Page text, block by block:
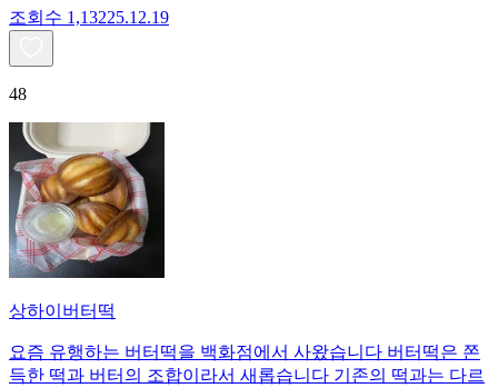
조회수 1,13225.12.19
48
상하이버터떡
요즘 유행하는 버터떡을 백화점에서 사왔습니다 버터떡은 쫀
득한 떡과 버터의 조합이라서 새롭습니다 기존의 떡과는 다르